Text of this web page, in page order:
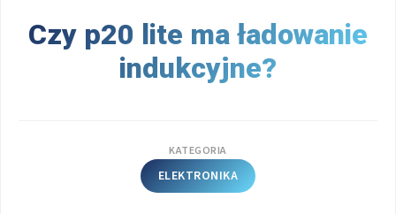
Czy p20 lite ma ładowanie
indukcyjne?
KATEGORIA
ELEKTRONIKA